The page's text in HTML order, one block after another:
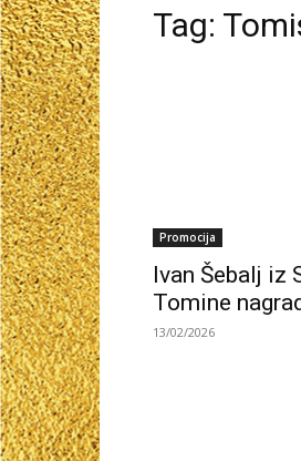
Tag:
Promocija
Ivan Šebalj iz
Tomine
13/02/2026